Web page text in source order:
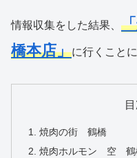
情報収集をした結果、
橋本店」に行くこと
焼肉の街 鶴橋
焼肉ホルモン 空 鶴